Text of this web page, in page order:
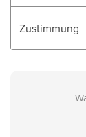
Zustimmung